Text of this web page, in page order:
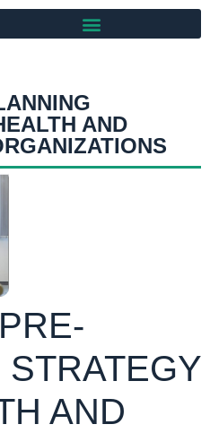
AND
AND